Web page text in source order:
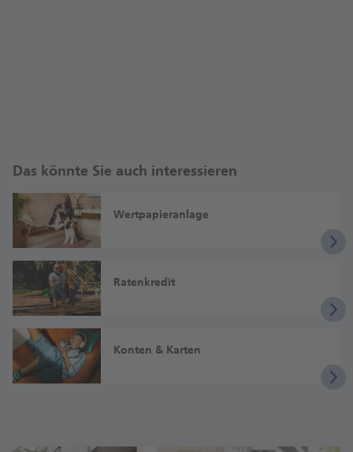
Das könnte Sie auch interessieren
Wertpapieranlage
Ratenkredit
Konten & Karten